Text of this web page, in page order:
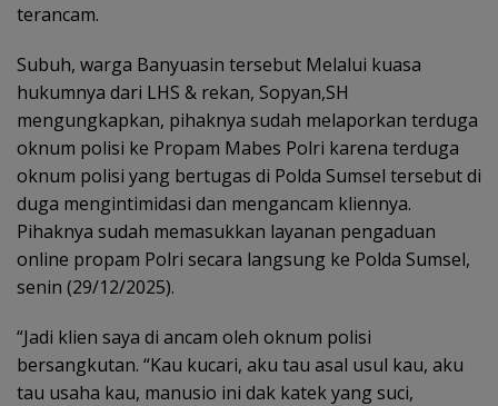
terancam.
Subuh, warga Banyuasin tersebut Melalui kuasa
hukumnya dari LHS & rekan, Sopyan,SH
mengungkapkan, pihaknya sudah melaporkan terduga
oknum polisi ke Propam Mabes Polri karena terduga
oknum polisi yang bertugas di Polda Sumsel tersebut di
duga mengintimidasi dan mengancam kliennya.
Pihaknya sudah memasukkan layanan pengaduan
online propam Polri secara langsung ke Polda Sumsel,
senin (29/12/2025).
“Jadi klien saya di ancam oleh oknum polisi
bersangkutan. “Kau kucari, aku tau asal usul kau, aku
tau usaha kau, manusio ini dak katek yang suci,